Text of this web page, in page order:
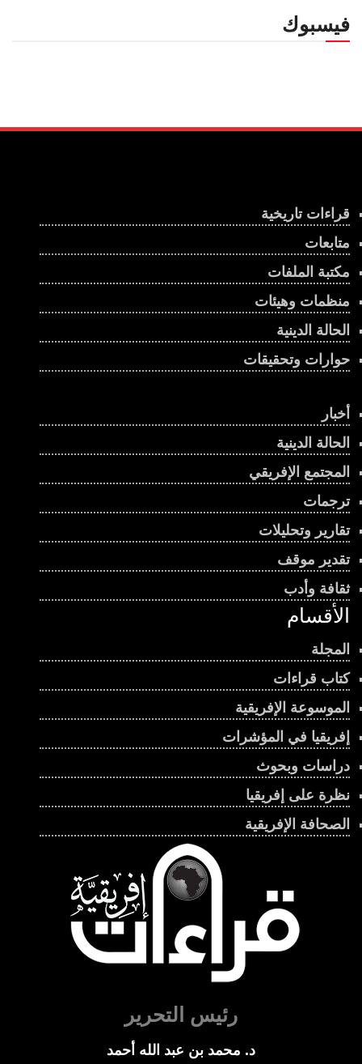
فيسبوك
قراءات تاريخية
متابعات
مكتبة الملفات
منظمات وهيئات
الحالة الدينية
حوارات وتحقيقات
أخبار
الحالة الدينية
المجتمع الإفريقي
ترجمات
تقارير وتحليلات
تقدير موقف
ثقافة وأدب
الأقسام
المجلة
كتاب قراءات
الموسوعة الإفريقية
إفريقيا في المؤشرات
دراسات وبحوث
نظرة على إفريقيا
الصحافة الإفريقية
رئيس التحرير
د. محمد بن عبد الله أحمد